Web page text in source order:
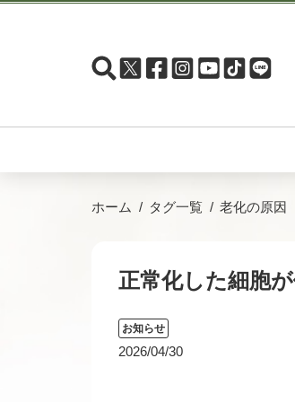
ホーム タグ一覧 老化の原因
正常化した細胞
お知らせ
2026/04/30